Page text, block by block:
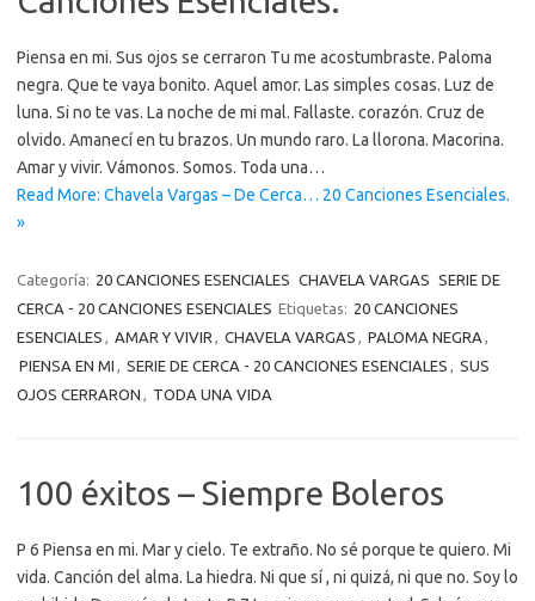
Piensa en mi. Sus ojos se cerraron Tu me acostumbraste. Paloma
negra. Que te vaya bonito. Aquel amor. Las simples cosas. Luz de
luna. Si no te vas. La noche de mi mal. Fallaste. corazón. Cruz de
olvido. Amanecí en tu brazos. Un mundo raro. La llorona. Macorina.
Amar y vivir. Vámonos. Somos. Toda una…
Read More: Chavela Vargas – De Cerca… 20 Canciones Esenciales.
»
Categoría: 20 CANCIONES ESENCIALES CHAVELA VARGAS SERIE DE
CERCA - 20 CANCIONES ESENCIALES Etiquetas: 20 CANCIONES
ESENCIALES , AMAR Y VIVIR , CHAVELA VARGAS , PALOMA NEGRA ,
PIENSA EN MI , SERIE DE CERCA - 20 CANCIONES ESENCIALES , SUS
OJOS CERRARON , TODA UNA VIDA
100 éxitos – Siempre Boleros
P 6 Piensa en mi. Mar y cielo. Te extraño. No sé porque te quiero. Mi
vida. Canción del alma. La hiedra. Ni que sí , ni quizá, ni que no. Soy lo